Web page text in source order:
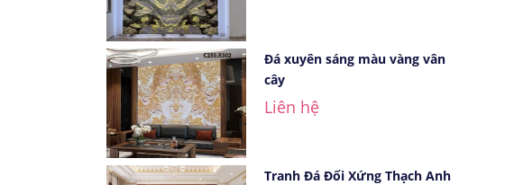
Đá xuyên sáng màu vàng vân
cây
Liên hệ
Tranh Đá Đối Xứng Thạch Anh